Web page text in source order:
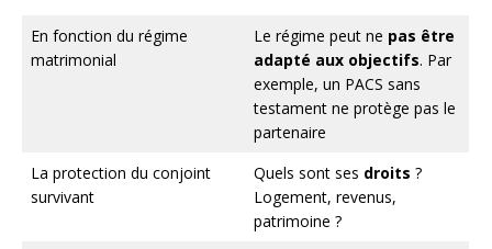
En fonction du régime
matrimonial
Le régime peut ne pas être
adapté aux objectifs. Par
exemple, un PACS sans
testament ne protège pas le
partenaire
La protection du conjoint
survivant
Quels sont ses droits ?
Logement, revenus,
patrimoine ?